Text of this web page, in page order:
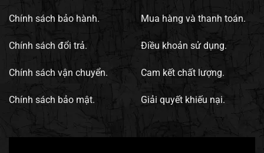
Chính sách bảo hành.
Chính sách đổi trả.
Chính sách vận chuyển.
Chính sách bảo mật.
Mua hàng và thanh toán.
Điều khoản sử dụng.
Cam kết chất lượng.
Giải quyết khiếu nại.